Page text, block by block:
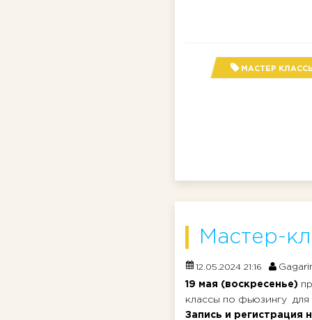
МАСТЕР
Мастер-
12.05.2024 21:16
19 мая (воскресенье)
классы по фьюзингу для
Запись и регистрация